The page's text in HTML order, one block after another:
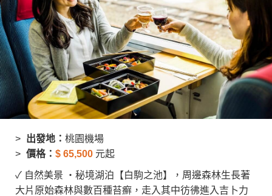
出發地： 桃園機場
價格： $ 65,500 元起
✓ 自然美景 ・秘境湖泊【白駒之池】，周邊森林生長著
大片原始森林與數百種苔癬，走入其中彷彿進入吉卜力